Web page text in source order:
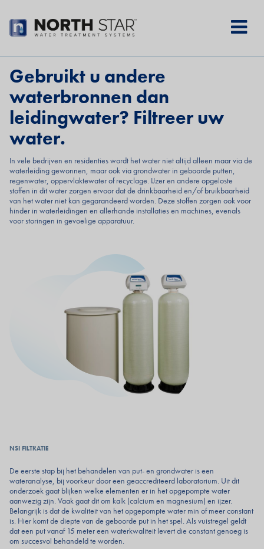
main
content
Gebruikt u andere
waterbronnen dan
leidingwater? Filtreer uw
water.
In vele bedrijven en residenties wordt het water niet altijd alleen maar via de
waterleiding gewonnen, maar ook via grondwater in geboorde putten,
regenwater, oppervlaktewater of recyclage. IJzer en andere opgeloste
stoffen in dit water zorgen ervoor dat de drinkbaarheid en/of bruikbaarheid
van het water niet kan gegarandeerd worden. Deze stoffen zorgen ook voor
hinder in waterleidingen en allerhande installaties en machines, evenals
voor storingen in gevoelige apparatuur.
NSI FILTRATIE
De eerste stap bij het behandelen van put- en grondwater is een
wateranalyse, bij voorkeur door een geaccrediteerd laboratorium. Uit dit
onderzoek gaat blijken welke elementen er in het opgepompte water
aanwezig zijn. Vaak gaat dit om kalk (calcium en magnesium) en ijzer.
Belangrijk is dat de kwaliteit van het opgepompte water min of meer constant
is. Hier komt de diepte van de geboorde put in het spel. Als vuistregel geldt
dat een put vanaf 15 meter een waterkwaliteit levert die constant genoeg is
om succesvol behandeld te worden.